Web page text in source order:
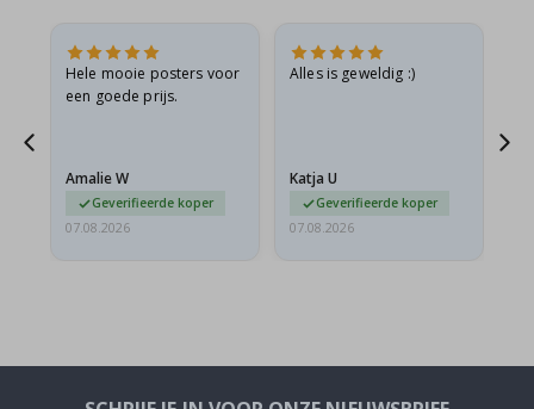
Hele mooie posters voor
een goede prijs.
Amalie W
Geverifieerde koper
07.08.2026
Alles is geweldig :)
Katja U
Geverifieerde koper
07.08.2026